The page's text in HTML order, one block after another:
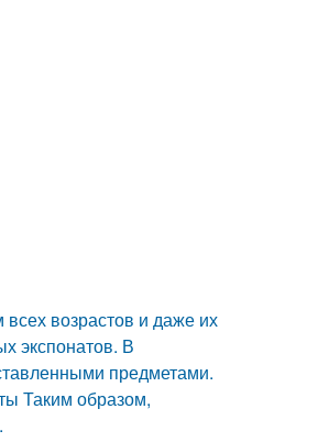
возрастов и даже их
экспонатов. В
предметами.
Таким образом,